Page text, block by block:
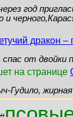
год
и
дракон
от двойки
на странице
Гудило, жирная